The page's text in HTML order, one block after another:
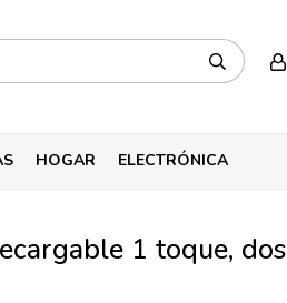
HOGAR ELECTRÓNICA
1 toque, dos